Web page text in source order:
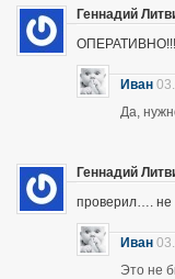
Геннадий
Иван
Да,
Геннадий
проверил…. не
Иван
Это не